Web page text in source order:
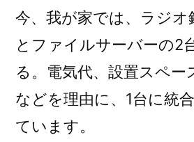
今、我が家では、ラジオ
とファイルサーバーの2
る。電気代、設置スペー
などを理由に、1台に統
ています。